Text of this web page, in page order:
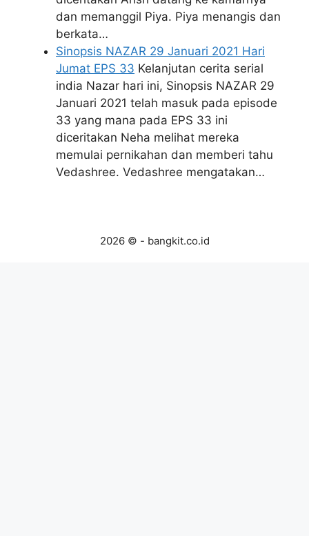
dan memanggil Piya. Piya menangis dan
berkata…
Sinopsis NAZAR 29 Januari 2021 Hari
Jumat EPS 33 Kelanjutan cerita serial
india Nazar hari ini, Sinopsis NAZAR 29
Januari 2021 telah masuk pada episode
33 yang mana pada EPS 33 ini
diceritakan Neha melihat mereka
memulai pernikahan dan memberi tahu
Vedashree. Vedashree mengatakan…
2026 © - bangkit.co.id